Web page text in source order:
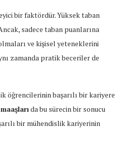
bir faktördür. Yüksek taban
sadece taban puanlarına
ve kişisel yeteneklerini
zamanda pratik beceriler de
öğrencilerinin başarılı bir kariyere
da bu sürecin bir sonucu
bir mühendislik kariyerinin